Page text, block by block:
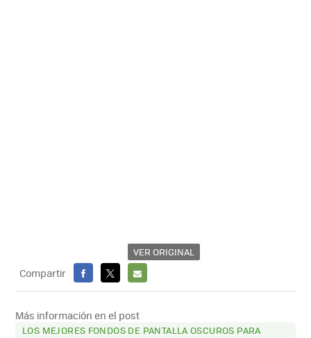
VER ORIGINAL
Compartir
FACEBOOK
X
E-
MAIL
Más información en el post
LOS MEJORES FONDOS DE PANTALLA OSCUROS PARA